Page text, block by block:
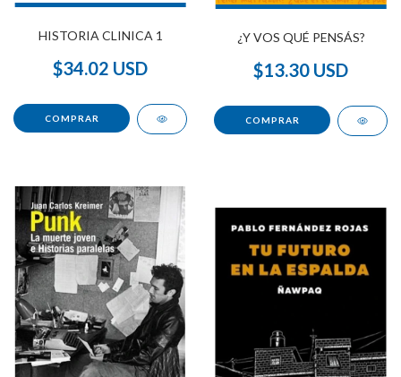
HISTORIA CLINICA 1
$34.02 USD
¿Y VOS QUÉ PENSÁS?
$13.30 USD